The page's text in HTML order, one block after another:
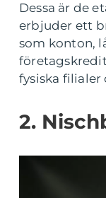
Dessa är de
erbjuder ett
som konton,
fysiska filialer
2.